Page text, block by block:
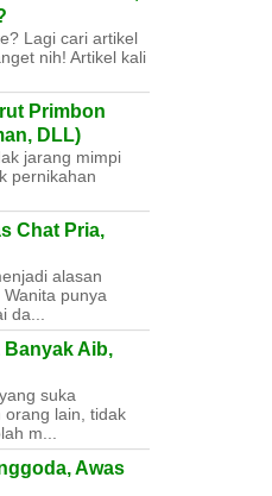
Lagi cari artikel
nih! Artikel kali
Primbon
DLL)
jarang mimpi
pernikahan
Chat Pria,
alasan
punya
da...
Banyak Aib,
suka
orang lain, tidak
m...
Awas